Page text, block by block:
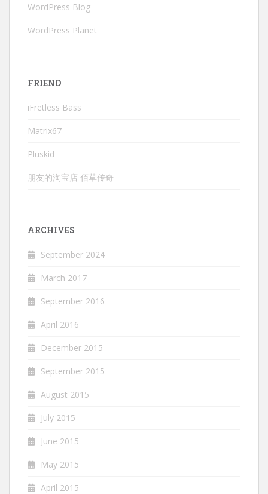
WordPress Blog
WordPress Planet
FRIEND
iFretless Bass
Matrix67
Pluskid
朋友的淘宝店 佰草传奇
ARCHIVES
September 2024
March 2017
September 2016
April 2016
December 2015
September 2015
August 2015
July 2015
June 2015
May 2015
April 2015